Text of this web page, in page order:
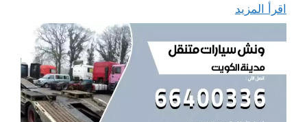
اقرأ المزيد